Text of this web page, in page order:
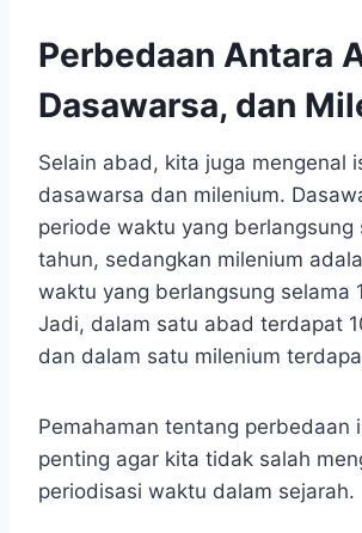
Perbedaan Antara
Dasawarsa, dan
Selain abad, kita juga mengenal
dasawarsa dan milenium.
periode waktu yang berlangsung
tahun, sedangkan milenium
waktu yang berlangsung selama
Jadi, dalam satu abad terdapat
dan dalam satu milenium
Pemahaman tentang perbedaan
penting agar kita tidak salah
periodisasi waktu dalam sejarah.